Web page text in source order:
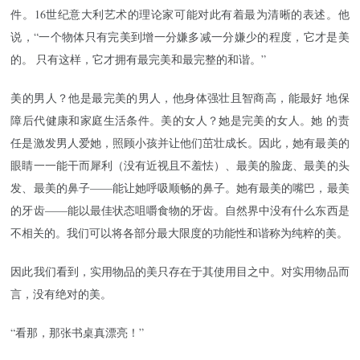
件。16世纪意大利艺术的理论家可能对此有着最为清晰的表述。他
说，“一个物体只有完美到增一分嫌多减一分嫌少的程度，它才是美
的。 只有这样，它才拥有最完美和最完整的和谐。”
美的男人？他是最完美的男人，他身体强壮且智商高，能最好 地保
障后代健康和家庭生活条件。美的女人？她是完美的女人。她 的责
任是激发男人爱她，照顾小孩并让他们茁壮成长。因此，她有最美的
眼睛一一能干而犀利（没有近视且不羞怯）、最美的脸庞、最美的头
发、最美的鼻子——能让她呼吸顺畅的鼻子。她有最美的嘴巴，最美
的牙齿——能以最佳状态咀嚼食物的牙齿。自然界中没有什么东西是
不相关的。我们可以将各部分最大限度的功能性和谐称为纯粹的美。
因此我们看到，实用物品的美只存在于其使用目之中。对实用物品而
言，没有绝对的美。
“看那，那张书桌真漂亮！”